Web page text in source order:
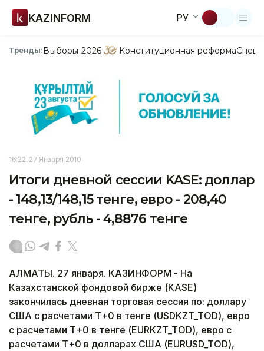
KAZINFORM РУ
Тренды:Выборы-2026 Конституционная реформа
16:22, 27 Января 2010
Итоги дневной сессии KASE: доллар
- 148,13/148,15 тенге, евро - 208,40
тенге, рубль - 4,8876 тенге
АЛМАТЫ. 27 января. КАЗИНФОРМ - На
Казахстанской фондовой бирже (KASE)
закончилась дневная торговая сессия по: доллару
США с расчетами Т+0 в тенге (USDKZT_TOD), евро
с расчетами Т+0 в тенге (EURKZT_TOD), евро с
расчетами Т+0 в долларах США (EURUSD_TOD),